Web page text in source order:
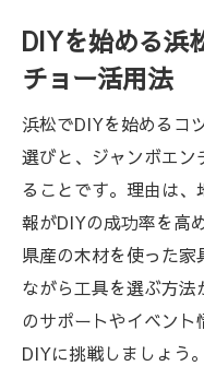
用法
地元の魅力
自宅を彩る浜松
浜松DIYで
ジャンボエ
ォーム用品
商品検索を
ム素材
浜松DIYで
術
DIYを始める浜
チョー活用法
浜松でDIYを始めるコ
選びと、ジャンボエン
ることです。理由は
報がDIYの成功率を高
県産の木材を使った
ながら工具を選ぶ方
のサポートやイベン
DIYに挑戦しましょう。